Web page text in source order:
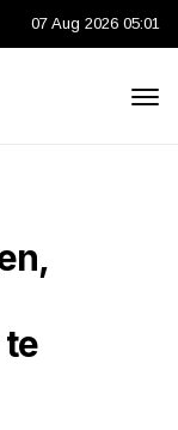
07 Aug 2026 05:01